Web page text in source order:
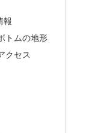
報
トムの地形
クセス